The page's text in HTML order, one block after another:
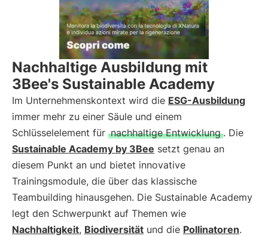
Nachhaltige Ausbildung mit
3Bee's Sustainable Academy
Im Unternehmenskontext wird die ESG-Ausbildung
immer mehr zu einer Säule und einem
Schlüsselelement für nachhaltige Entwicklung . Die
Sustainable Academy by 3Bee setzt genau an
diesem Punkt an und bietet innovative
Trainingsmodule, die über das klassische
Teambuilding hinausgehen. Die Sustainable Academy
legt den Schwerpunkt auf Themen wie
Nachhaltigkeit, Biodiversität und die Pollinatoren.